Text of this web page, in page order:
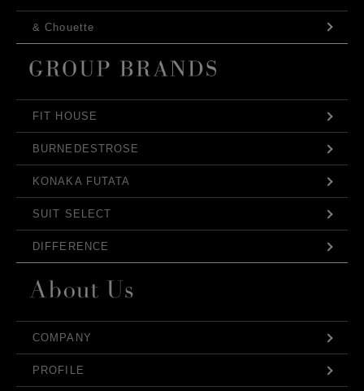
& Chouette
FIT HOUSE
BURNEDESTROSE
KONAKA FUTATA
SUIT SELECT
DIFFERENCE
COMPANY
PROFILE